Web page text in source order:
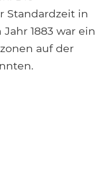
Standardzeit in
1883 war ein
auf der